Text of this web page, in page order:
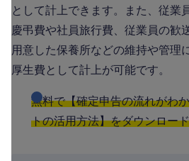
として計上できます。また、従業
慶弔費や社員旅行費、従業員の歓
用意した保養所などの維持や管理
厚生費として計上が可能です。
無料で【確定申告の流れがわ
トの活用方法】をダウンロー